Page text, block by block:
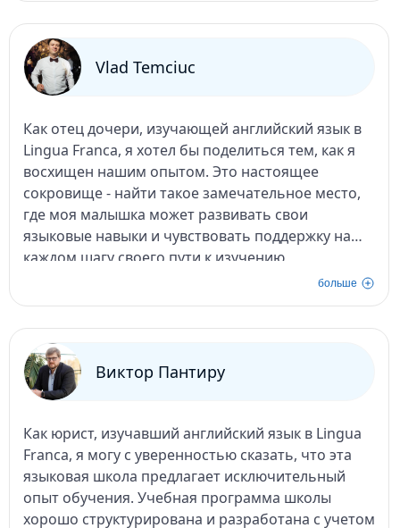
Vlad Temciuc
Как отец дочери, изучающей английский язык в
Lingua Franca, я хотел бы поделиться тем, как я
восхищен нашим опытом. Это настоящее
сокровище - найти такое замечательное место,
где моя малышка может развивать свои
языковые навыки и чувствовать поддержку на
каждом шагу своего пути к изучению
профессионализмом. Дружелюбный и
преданный своему делу персонал всегда готов
оказать поддержку и ободрить, создавая
Их интерактивные и увлекательные методы
обучения, такие как анимационные истории и
групповые занятия, привлекли внимание и
воображение моей дочери. Я вижу, как она
наслаждается каждым моментом в классе и как у
больше
Виктор Пантиру
Как юрист, изучавший английский язык в Lingua
Franca, я могу с уверенностью сказать, что эта
языковая школа предлагает исключительный
опыт обучения. Учебная программа школы
хорошо структурирована и разработана с учетом